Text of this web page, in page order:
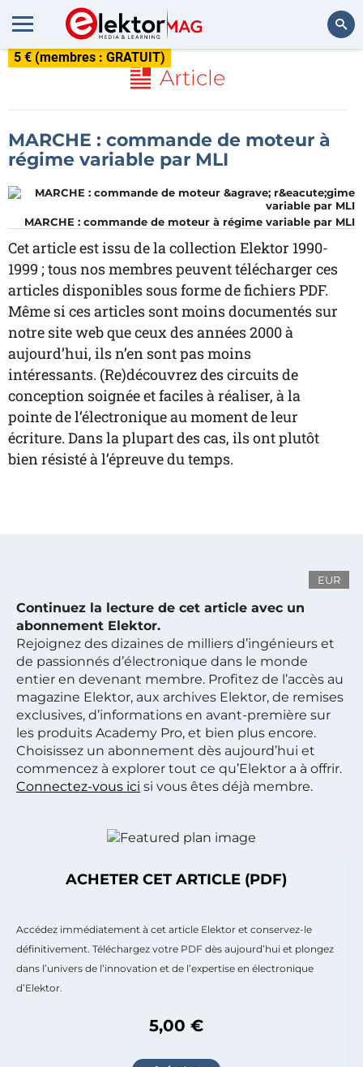
5 € (membres : GRATUIT)
Article
MARCHE : commande de moteur à
régime variable par MLI
MARCHE : commande de moteur à régime variable par MLI
Cet article est issu de la collection Elektor 1990-
1999 ; tous nos membres peuvent télécharger ces
articles disponibles sous forme de fichiers PDF.
Même si ces articles sont moins documentés sur
notre site web que ceux des années 2000 à
aujourd’hui, ils n’en sont pas moins
intéressants. (Re)découvrez des circuits de
conception soignée et faciles à réaliser, à la
pointe de l’électronique au moment de leur
écriture. Dans la plupart des cas, ils ont plutôt
bien résisté à l’épreuve du temps.
EUR
Continuez la lecture de cet article avec un
abonnement Elektor.
Rejoignez des dizaines de milliers d’ingénieurs et
de passionnés d’électronique dans le monde
entier en devenant membre. Profitez de l’accès au
magazine Elektor, aux archives Elektor, de remises
exclusives, d’informations en avant-première sur
les produits Academy Pro, et bien plus encore.
Choisissez un abonnement dès aujourd’hui et
commencez à explorer tout ce qu’Elektor a à offrir.
Connectez-vous ici si vous êtes déjà membre.
ACHETER CET ARTICLE (PDF)
Accédez immédiatement à cet article Elektor et conservez-le
définitivement. Téléchargez votre PDF dès aujourd’hui et plongez
dans l’univers de l’innovation et de l’expertise en électronique
d’Elektor.
5,00 €